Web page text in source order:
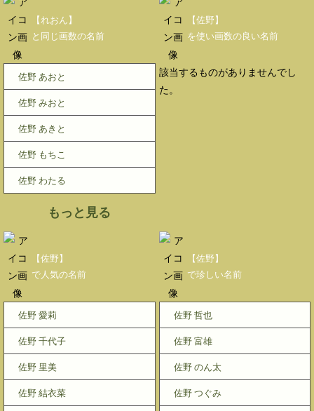
【れおん】
と同じ画数の名前
佐野 あおと
佐野 みおと
佐野 あきと
佐野 もちこ
佐野 わたる
もっと見る
【佐野】
を使い画数の良い名前
該当するものがありませんでし
た。
【佐野】
で人気の名前
佐野 愛莉
佐野 千代子
佐野 里美
佐野 結衣菜
【佐野】
で珍しい名前
佐野 哲也
佐野 富雄
佐野 のん太
佐野 つぐみ